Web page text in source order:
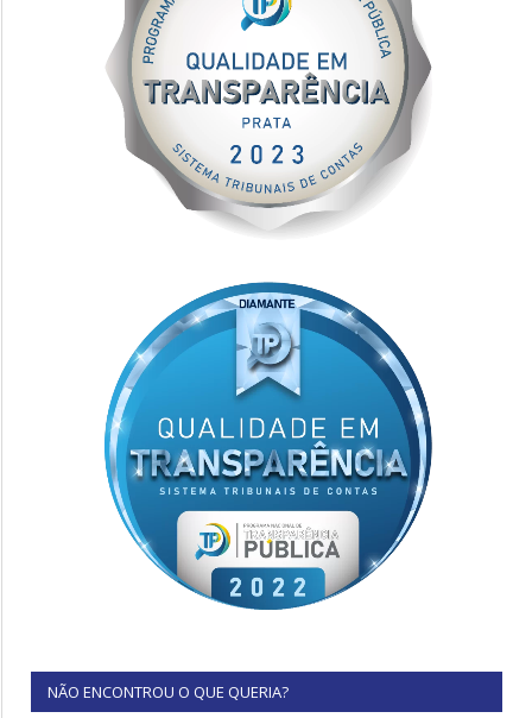
NÃO ENCONTROU O QUE QUERIA?